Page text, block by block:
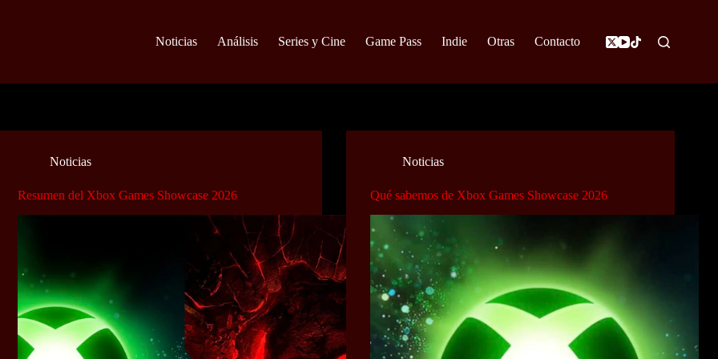
Noticias Análisis Series y Cine Game Pass Indie Otras Contacto
Noticias
Resumen del Xbox Games Showcase 2026
Noticias
Qué sabemos de Xbox Games Showcase 2026